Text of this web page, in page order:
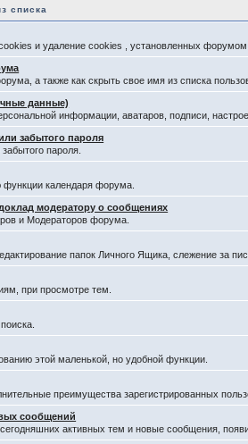
списка
и удаление cookies , установленных форумом.
а также как скрыть свое имя из списка
данные)
информации, аватаров, подписи,
забытого пароля
пароля.
календаря форума.
модератору о сообщениях
и Модераторов форума.
папок Личного Ящика, слежение за
при просмотре тем.
этой маленькой, но удобной функции.
преимущества зарегистрированных
сообщений
активных тем и новые сообщения,